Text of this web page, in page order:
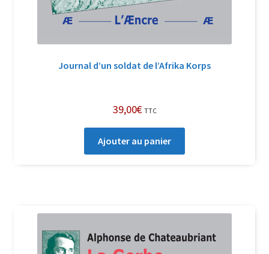
Journal d’un soldat de l’Afrika Korps
39,00€ TTC
Ajouter au panier